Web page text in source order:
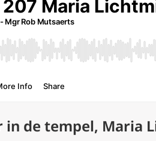
in de tempel, Maria